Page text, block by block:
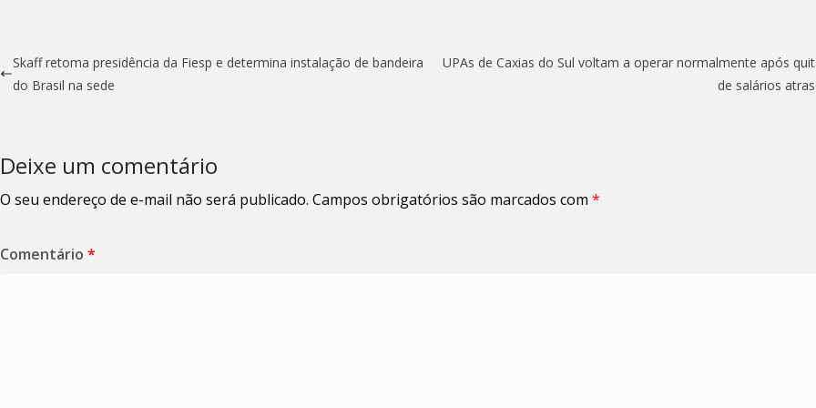
Skaff retoma presidência da Fiesp e determina instalação de bandeira
do Brasil na sede
UPAs de Caxias do Sul voltam a operar normalmente após
de salários
Deixe um comentário
O seu endereço de e-mail não será publicado. Campos obrigatórios são marcados com *
Comentário *